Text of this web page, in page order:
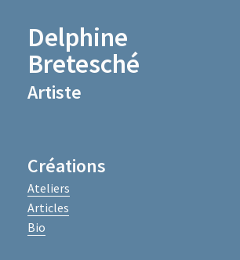
Delphine
Bretesché
Artiste
Créations
Ateliers
Articles
Bio